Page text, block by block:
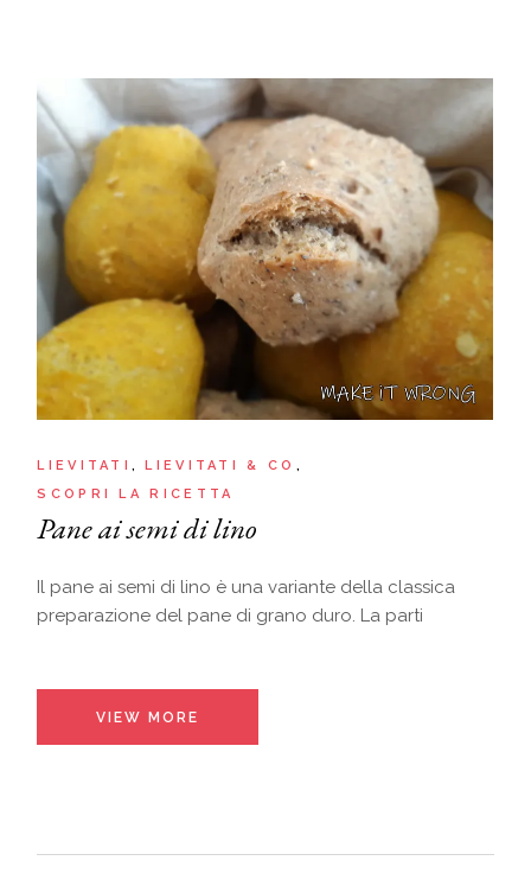
LIEVITATI
LIEVITATI & CO
SCOPRI LA RICETTA
Pane ai semi di lino
Il pane ai semi di lino è una variante della classica
preparazione del pane di grano duro. La parti
VIEW MORE